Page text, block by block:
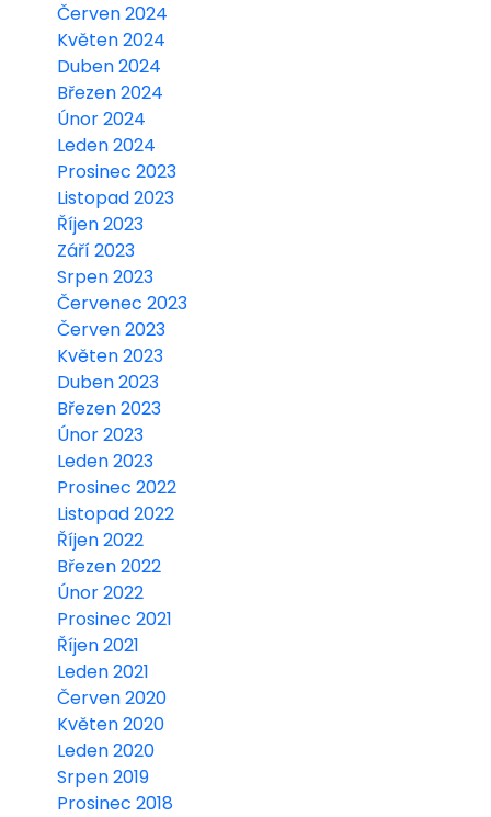
Červen 2024
Květen 2024
Duben 2024
Březen 2024
Únor 2024
Leden 2024
Prosinec 2023
Listopad 2023
Říjen 2023
Září 2023
Srpen 2023
Červenec 2023
Červen 2023
Květen 2023
Duben 2023
Březen 2023
Únor 2023
Leden 2023
Prosinec 2022
Listopad 2022
Říjen 2022
Březen 2022
Únor 2022
Prosinec 2021
Říjen 2021
Leden 2021
Červen 2020
Květen 2020
Leden 2020
Srpen 2019
Prosinec 2018